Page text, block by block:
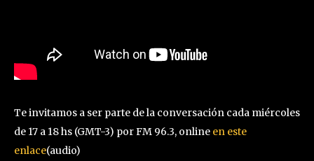
Te invitamos a ser parte de la conversación cada miércoles
de 17 a 18 hs (GMT-3) por FM 96.3, online en este
enlace(audio)